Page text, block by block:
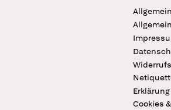
Cookies